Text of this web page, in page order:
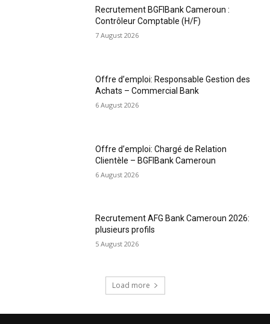
Recrutement BGFIBank Cameroun :
Contrôleur Comptable (H/F)
7 August 2026
Offre d’emploi: Responsable Gestion des
Achats – Commercial Bank
6 August 2026
Offre d’emploi: Chargé de Relation
Clientèle – BGFIBank Cameroun
6 August 2026
Recrutement AFG Bank Cameroun 2026:
plusieurs profils
5 August 2026
Load more